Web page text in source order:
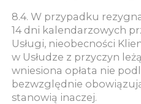
8.4. W przypadku
14 dni kalendarzowych
Usługi, nieobecności
w Usłudze z przyczyn
wniesiona opłata nie
bezwzględnie
stanowią inaczej.